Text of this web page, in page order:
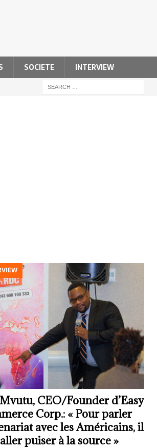
SOCIETE INTERVIEW
CEO/Founder d’Easy
Corp.: « Pour parler
avec les Américains, il
puiser à la source »